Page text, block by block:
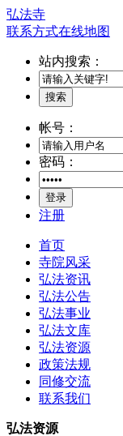
弘法寺
联系方式在线地图
站内搜索：
搜索
帐号：
密码：
登录
注册
首页
寺院风采
弘法资讯
弘法公告
弘法事业
弘法文库
弘法资源
政策法规
同修交流
联系我们
弘法资源